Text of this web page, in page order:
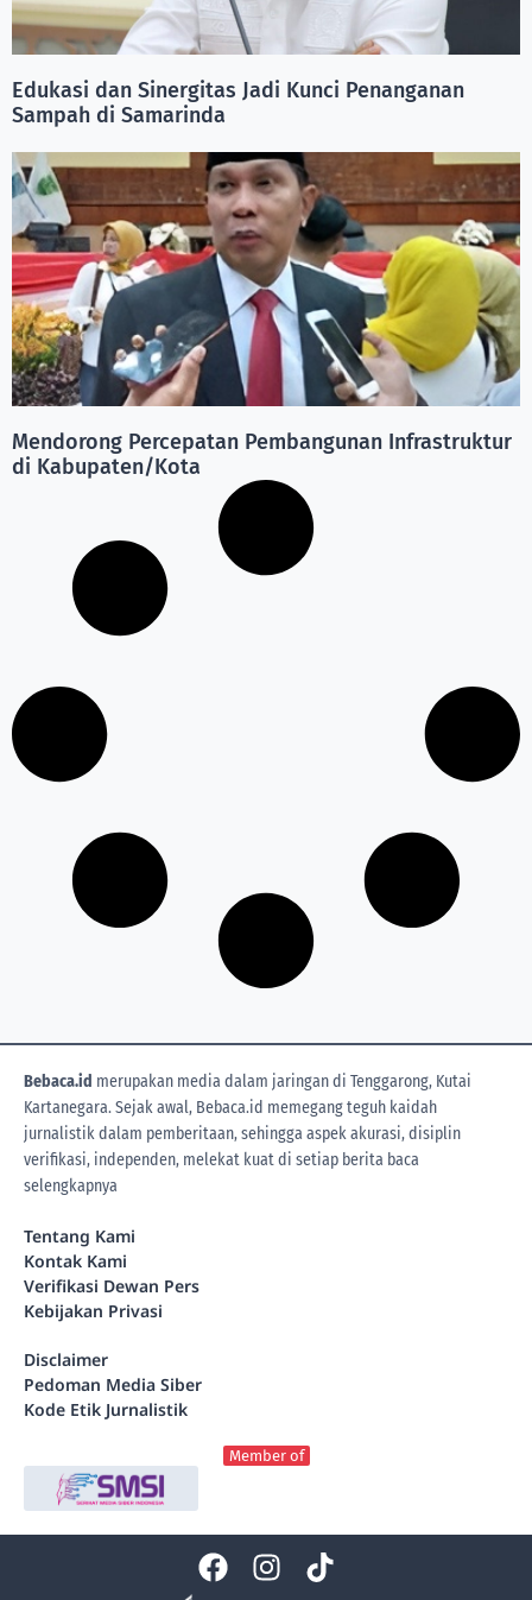
Edukasi dan Sinergitas Jadi Kunci Penanganan
Sampah di Samarinda
Mendorong Percepatan Pembangunan Infrastruktur
di Kabupaten/Kota
Bebaca.id merupakan media dalam jaringan di Tenggarong, Kutai
Kartanegara. Sejak awal, Bebaca.id memegang teguh kaidah
jurnalistik dalam pemberitaan, sehingga aspek akurasi, disiplin
verifikasi, independen, melekat kuat di setiap berita baca
selengkapnya
Tentang Kami
Kontak Kami
Verifikasi Dewan Pers
Kebijakan Privasi
Disclaimer
Pedoman Media Siber
Kode Etik Jurnalistik
Member of